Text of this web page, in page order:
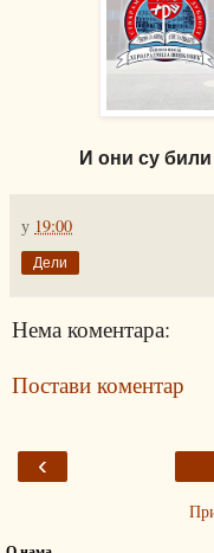
И они су
у 19:00
Дели
Нема коментара:
Постави коментар
‹